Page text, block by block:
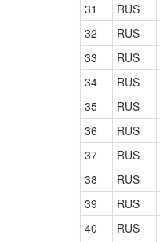
31
RUS
32
RUS
33
RUS
34
RUS
35
RUS
36
RUS
37
RUS
38
RUS
39
RUS
40
RUS